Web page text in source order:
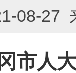
08-
市人